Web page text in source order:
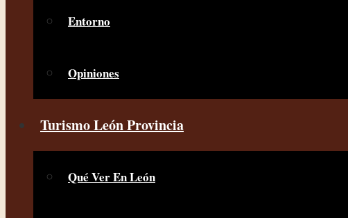
Entorno
Opiniones
Turismo León Provincia
Qué Ver En León